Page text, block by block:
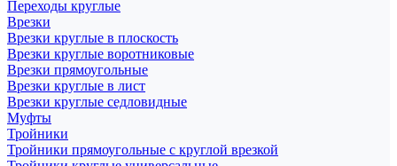
Переходы круглые
Врезки
Врезки круглые в плоскость
Врезки круглые воротниковые
Врезки прямоугольные
Врезки круглые в лист
Врезки круглые седловидные
Муфты
Тройники
Тройники прямоугольные с круглой врезкой